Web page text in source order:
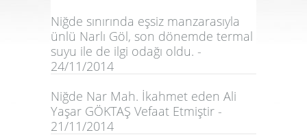
Niğde sınırında eşsiz manzarasıyla
ünlü Narlı Göl, son dönemde termal
suyu ile de ilgi odağı oldu. -
24/11/2014
Niğde Nar Mah. İkahmet eden Ali
Yaşar GÖKTAŞ Vefaat Etmiştir -
21/11/2014